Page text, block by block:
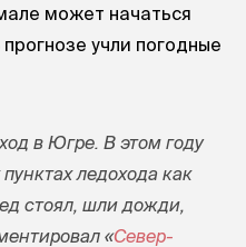
может начаться
учли погодные
в Югре. В этом году
ледохода как
стоял, шли дожди,
«Север-